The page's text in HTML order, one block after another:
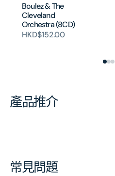
Boulez & The
Cleveland
Orchestra (8CD)
HKD$152.00
產品推介
常見問題